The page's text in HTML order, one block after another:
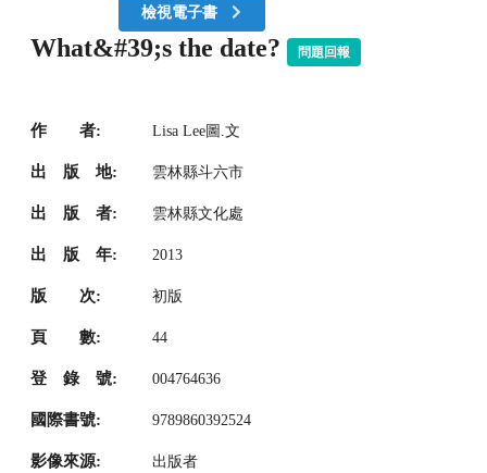
檢視電子書
What&#39;s the date? 問題回報
作 者: Lisa Lee圖.文
出 版 地: 雲林縣斗六市
出 版 者: 雲林縣文化處
出 版 年: 2013
版 次: 初版
頁 數: 44
登 錄 號: 004764636
國際書號: 9789860392524
影像來源: 出版者